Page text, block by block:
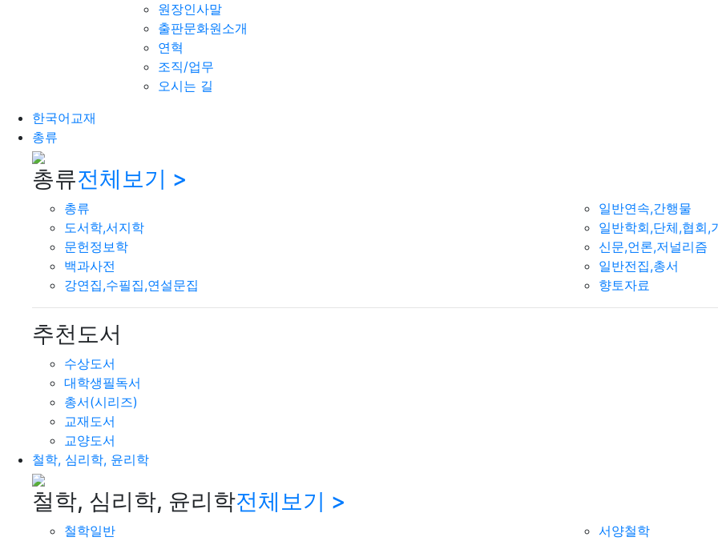
원장인사말
출판문화원소개
연혁
조직/업무
오시는 길
한국어교재
총류
총류전체보기 >
총류
도서학,서지학
문헌정보학
백과사전
강연집,수필집,연설문집
일반연속,간행물
일반학회,단체,협회,
신문,언론,저널리즘
일반전집,총서
향토자료
추천도서
수상도서
대학생필독서
총서(시리즈)
교재도서
교양도서
철학, 심리학, 윤리학
철학, 심리학, 윤리학전체보기 >
철학일반
서양철학